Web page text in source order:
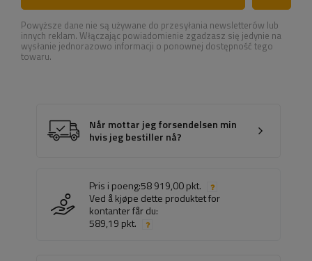
Powyższe dane nie są używane do przesyłania newsletterów lub
innych reklam. Włączając powiadomienie zgadzasz się jedynie na
wysłanie jednorazowo informacji o ponownej dostępność tego
towaru.
Når mottar jeg forsendelsen min
hvis jeg bestiller nå?
Pris i poeng:58 919,00 pkt.
Ved å kjøpe dette produktet for
kontanter får du:
589,19 pkt.